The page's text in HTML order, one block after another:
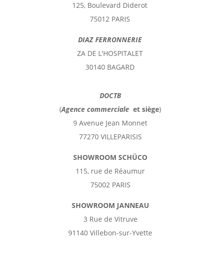
125, Boulevard Diderot
75012 PARIS
DIAZ FERRONNERIE
ZA DE L'HOSPITALET
30140 BAGARD
DOCTB
(Agence commerciale et siège)
9 Avenue Jean Monnet
77270 VILLEPARISIS
SHOWROOM SCHÜCO
115, rue de Réaumur
75002 PARIS
SHOWROOM JANNEAU
3 Rue de Vitruve
91140 Villebon-sur-Yvette